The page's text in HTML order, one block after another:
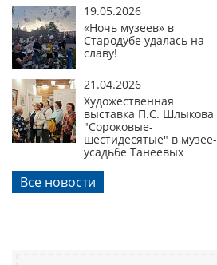
19.05.2026
«Ночь музеев» в
Стародубе удалась на
славу!
21.04.2026
Художественная
выставка П.С. Шлыкова
"Сороковые-
шестидесятые" в музее-
усадьбе Танеевых
Все новости